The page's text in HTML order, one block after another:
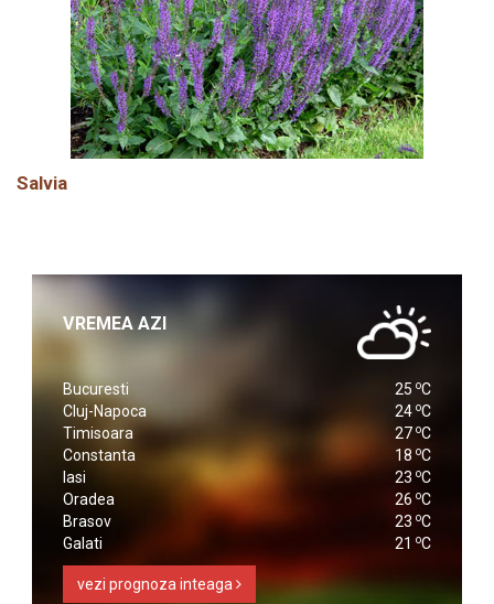
Salvia
VREMEA AZI
Bucuresti 25 oC
Cluj-Napoca
24 oC
Timisoara
27 oC
Constanta
18 oC
Iasi
23 oC
Oradea
26 oC
Brasov
23 oC
Galati
21 oC
vezi prognoza inteaga